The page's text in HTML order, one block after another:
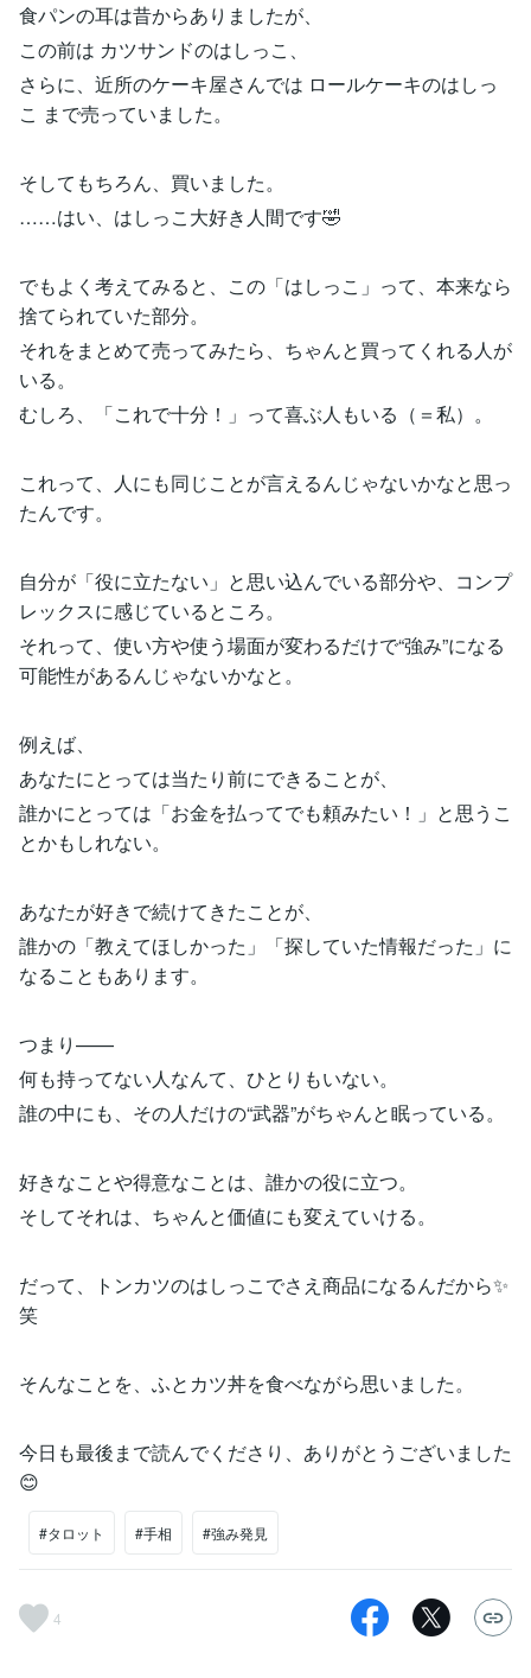
食パンの耳は昔からありましたが、
この前は カツサンドのはしっこ、
さらに、近所のケーキ屋さんでは ロールケーキのはしっ
こ まで売っていました。
そしてもちろん、買いました。
……はい、はしっこ大好き人間です🤣
でもよく考えてみると、この「はしっこ」って、本来なら
捨てられていた部分。
それをまとめて売ってみたら、ちゃんと買ってくれる人が
いる。
むしろ、「これで十分！」って喜ぶ人もいる（＝私）。
これって、人にも同じことが言えるんじゃないかなと思っ
たんです。
自分が「役に立たない」と思い込んでいる部分や、コンプ
レックスに感じているところ。
それって、使い方や使う場面が変わるだけで“強み”になる
可能性があるんじゃないかなと。
例えば、
あなたにとっては当たり前にできることが、
誰かにとっては「お金を払ってでも頼みたい！」と思うこ
とかもしれない。
あなたが好きで続けてきたことが、
誰かの「教えてほしかった」「探していた情報だった」に
なることもあります。
つまり——
何も持ってない人なんて、ひとりもいない。
誰の中にも、その人だけの“武器”がちゃんと眠っている。
好きなことや得意なことは、誰かの役に立つ。
そしてそれは、ちゃんと価値にも変えていける。
だって、トンカツのはしっこでさえ商品になるんだから✨
笑
そんなことを、ふとカツ丼を食べながら思いました。
今日も最後まで読んでくださり、ありがとうございました
😊
#タロット #手相 #強み発見
4